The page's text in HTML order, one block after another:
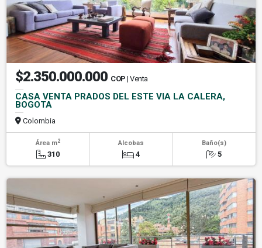
$2.350.000.000 COP | Venta
CASA VENTA PRADOS DEL ESTE VIA LA CALERA,
BOGOTA
Colombia
Área m2
310
Alcobas
4
Baño(s)
5